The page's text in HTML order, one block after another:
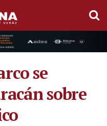
se
sobre